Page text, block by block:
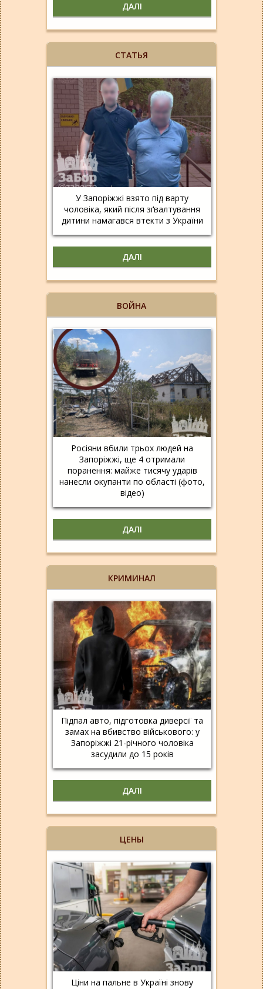
ДАЛІ
СТАТЬЯ
У Запоріжжі взято під варту
чоловіка, який після зґвалтування
дитини намагався втекти з України
ДАЛІ
ВОЙНА
Росіяни вбили трьох людей на
Запоріжжі, ще 4 отримали
поранення: майже тисячу ударів
нанесли окупанти по області (фото,
відео)
ДАЛІ
КРИМИНАЛ
Підпал авто, підготовка диверсії та
замах на вбивство військового: у
Запоріжжі 21-річного чоловіка
засудили до 15 років
ДАЛІ
ЦЕНЫ
Ціни на пальне в Україні знову